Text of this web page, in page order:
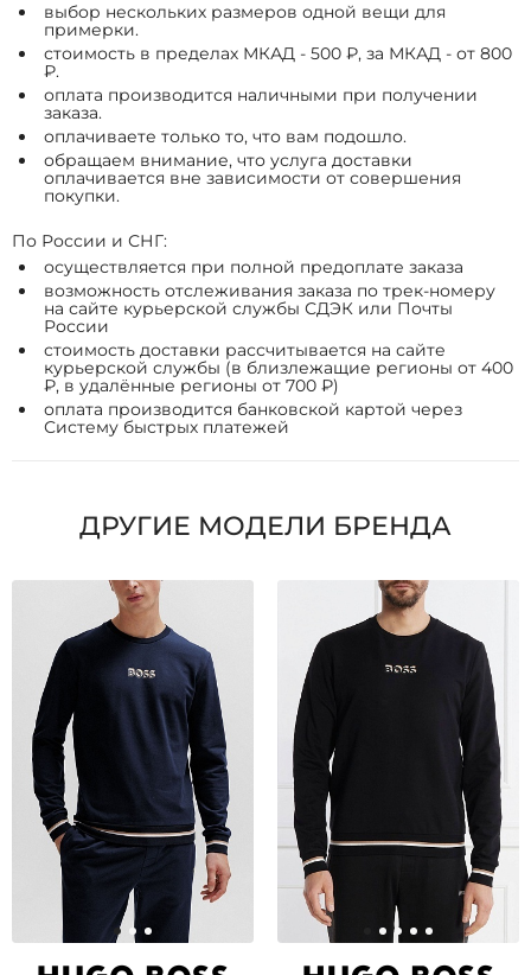
выбор нескольких размеров одной вещи для
примерки.
стоимость в пределах МКАД - 500 ₽, за МКАД - от 800
₽.
оплата производится наличными при получении
заказа.
оплачиваете только то, что вам подошло.
обращаем внимание, что услуга доставки
оплачивается вне зависимости от совершения
покупки.
По России и СНГ:
осуществляется при полной предоплате заказа
возможность отслеживания заказа по трек-номеру
на сайте курьерской службы СДЭК или Почты
России
стоимость доставки рассчитывается на сайте
курьерской службы (в близлежащие регионы от 400
₽, в удалённые регионы от 700 ₽)
оплата производится банковской картой через
Систему быстрых платежей
ДРУГИЕ МОДЕЛИ БРЕНДА